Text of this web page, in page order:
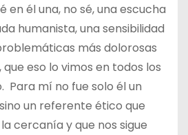
en él una, no sé, una escucha
humanista, una sensibilidad
más dolorosas
eso lo vimos en todos los
Para mí no fue solo él un
un referente ético que
cercanía y que nos sigue